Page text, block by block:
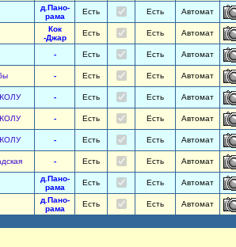
д.Пано-
рама
Есть Есть Автомат
Кок
-Джар
Есть Есть Автомат
- Есть Есть Автомат
- Есть Есть Автомат
- Есть Есть Автомат
- Есть Есть Автомат
- Есть Есть Автомат
- Есть Есть Автомат
д.Пано-
рама
Есть Есть Автомат
д.Пано-
рама
Есть Есть Автомат